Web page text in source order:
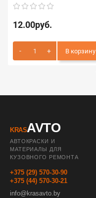
12.00руб.
В корзину
KRASAVTO
АВТОКРАСКИ И
МАТЕРИАЛЫ ДЛЯ
КУЗОВНОГО РЕМОНТА
+375 (29) 570-30-90
+375 (44) 570-30-21
info@krasavto.by